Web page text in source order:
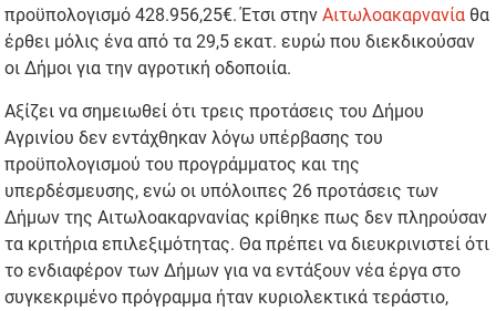
προϋπολογισμό 428.956,25€. Έτσι στηνΑιτωλοακαρνανία θα
έρθει μόλις ένα από τα 29,5 εκατ. ευρώ που διεκδικούσαν
οι Δήμοι για την αγροτική οδοποιία.
Αξίζει να σημειωθεί ότι τρεις προτάσεις του Δήμου
Αγρινίου δεν εντάχθηκαν λόγω υπέρβασης του
προϋπολογισμού του προγράμματος και της
υπερδέσμευσης, ενώ οι υπόλοιπες 26 προτάσεις των
Δήμων της Αιτωλοακαρνανίας κρίθηκε πως δεν πληρούσαν
τα κριτήρια επιλεξιμότητας. Θα πρέπει να διευκρινιστεί ότι
το ενδιαφέρον των Δήμων για να εντάξουν νέα έργα στο
συγκεκριμένο πρόγραμμα ήταν κυριολεκτικά τεράστιο,